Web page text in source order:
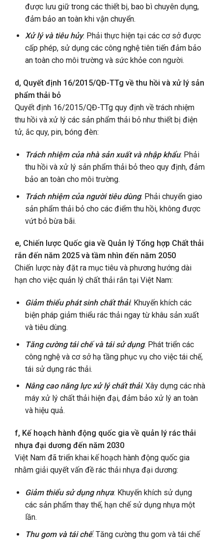
được lưu giữ trong các thiết bị, bao bì chuyên dụng,
đảm bảo an toàn khi vận chuyển.
Xử lý và tiêu hủy: Phải thực hiện tại các cơ sở được
cấp phép, sử dụng các công nghệ tiên tiến đảm bảo
an toàn cho môi trường và sức khỏe con người.
d, Quyết định 16/2015/QĐ-TTg về thu hồi và xử lý sản
phẩm thải bỏ
Quyết định 16/2015/QĐ-TTg quy định về trách nhiệm
thu hồi và xử lý các sản phẩm thải bỏ như thiết bị điện
tử, ắc quy, pin, bóng đèn:
Trách nhiệm của nhà sản xuất và nhập khẩu: Phải
thu hồi và xử lý sản phẩm thải bỏ theo quy định, đảm
bảo an toàn cho môi trường.
Trách nhiệm của người tiêu dùng: Phải chuyển giao
sản phẩm thải bỏ cho các điểm thu hồi, không được
vứt bỏ bừa bãi.
e, Chiến lược Quốc gia về Quản lý Tổng hợp Chất thải
rắn đến năm 2025 và tầm nhìn đến năm 2050
Chiến lược này đặt ra mục tiêu và phương hướng dài
hạn cho việc quản lý chất thải rắn tại Việt Nam:
Giảm thiểu phát sinh chất thải: Khuyến khích các
biện pháp giảm thiểu rác thải ngay từ khâu sản xuất
và tiêu dùng.
Tăng cường tái chế và tái sử dụng: Phát triển các
công nghệ và cơ sở hạ tầng phục vụ cho việc tái chế,
tái sử dụng rác thải.
Nâng cao năng lực xử lý chất thải: Xây dựng các nhà
máy xử lý chất thải hiện đại, đảm bảo xử lý an toàn
và hiệu quả.
f, Kế hoạch hành động quốc gia về quản lý rác thải
nhựa đại dương đến năm 2030
Việt Nam đã triển khai kế hoạch hành động quốc gia
nhằm giải quyết vấn đề rác thải nhựa đại dương:
Giảm thiểu sử dụng nhựa: Khuyến khích sử dụng
các sản phẩm thay thế, hạn chế sử dụng nhựa một
lần.
Thu gom và tái chế: Tăng cường thu gom và tái chế